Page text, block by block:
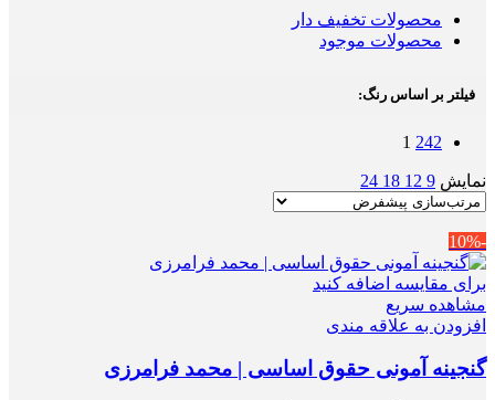
محصولات تخفیف دار
محصولات موجود
فیلتر بر اساس رنگ:
242
1
نمایش 9
12
18
24
-10%
برای مقایسه اضافه کنید
مشاهده سریع
افزودن به علاقه مندی
گنجینه آمونی حقوق اساسی | محمد فرامرزی